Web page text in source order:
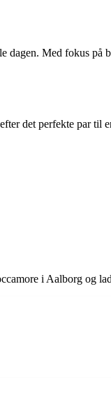
Med fokus på
det perfekte par til
i Aalborg og